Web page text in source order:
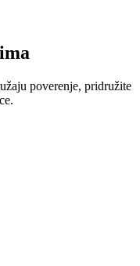
poverenje, pridružite